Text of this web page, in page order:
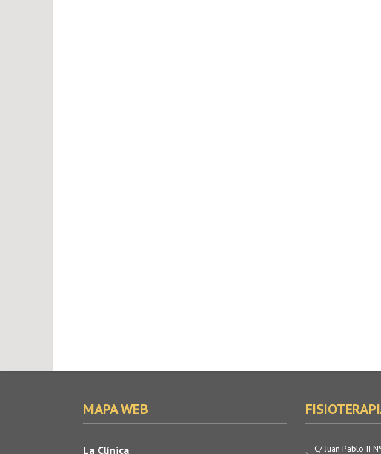
MAPA WEB
La Clínica C/ Juan Pablo II